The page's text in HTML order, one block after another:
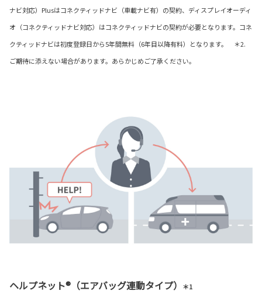
ナビ対応）Plusはコネクティッドナビ（車載ナビ有）の契約、ディスプレイオーディ
オ（コネクティッドナビ対応）はコネクティッドナビの契約が必要となります。コネ
クティッドナビは初度登録日から5年間無料（6年目以降有料）となります。 ＊2.
ご期待に添えない場合があります。あらかじめご了承ください。
ヘルプネット®（エアバッグ連動タイプ） ＊1